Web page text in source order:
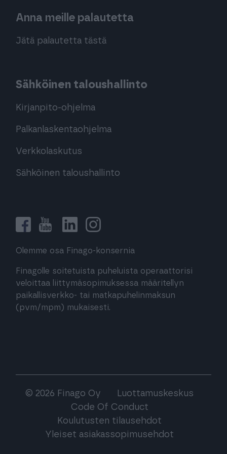
Anna meille palautetta
Jätä palautetta tästä
Sähköinen taloushallinto
Kirjanpito-ohjelma
Palkanlaskentaohjelma
Verkkolaskutus
Sähköinen taloushallinto
Olemme osa Finago-konsernia
Finagolle soitetuista puheluista operaattorisi
veloittaa liittymäsopimuksessa määritellyn
paikallisverkko- tai matkapuhelinmaksun
(pvm/mpm) mukaisesti.
© 2026 Finago Oy
Luottamuskeskus
Code Of Conduct
Koulutusten tilausehdot
Yleiset asiakassopimusehdot